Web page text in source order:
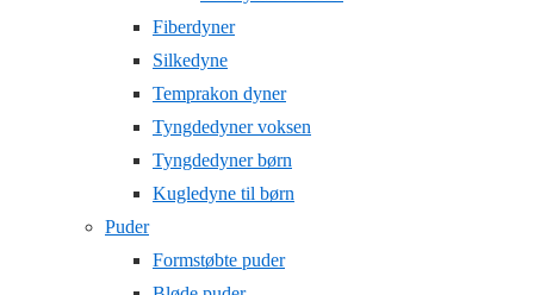
Fiberdyner
Silkedyne
Temprakon dyner
Tyngdedyner voksen
Tyngdedyner børn
Kugledyne til børn
Puder
Formstøbte puder